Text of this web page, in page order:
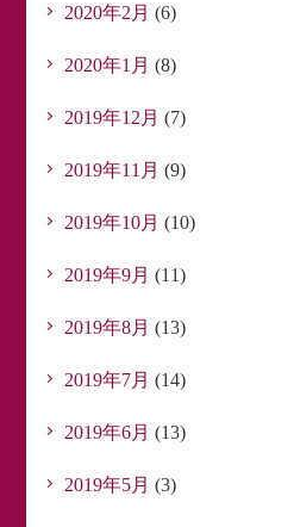
2020年2月 (6)
2020年1月 (8)
2019年12月 (7)
2019年11月 (9)
2019年10月 (10)
2019年9月 (11)
2019年8月 (13)
2019年7月 (14)
2019年6月 (13)
2019年5月 (3)